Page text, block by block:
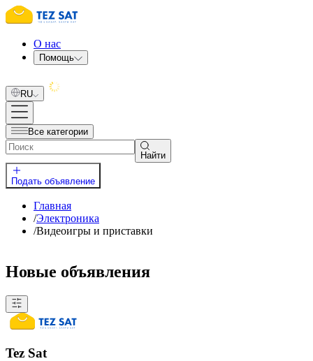
О нас
Помощь
RU
Все категории
Найти
Подать объявление
Главная
/Электроника
/Видеоигры и приставки
Новые объявления
Tez Sat